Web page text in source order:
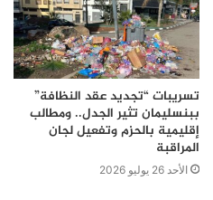
تسريبات “تجديد عقد النظافة”
ببنسليمان تثير الجدل.. ومطالب
إقليمية بالحزم وتفعيل لجان
المراقبة
الأحد 26 يوليو 2026